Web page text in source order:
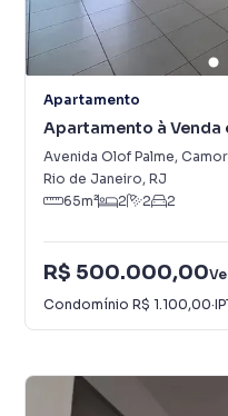
Apartamento
Apartamento à Venda
Avenida Olof Palme,
Rio de Janeiro, RJ
65m² 2 2 2
R$ 500.000,00
Condomínio R$ 1.100,00·